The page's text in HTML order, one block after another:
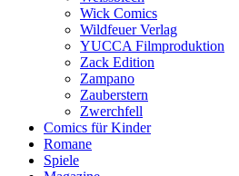
Wick Comics
Wildfeuer Verlag
YUCCA Filmproduktion
Zack Edition
Zampano
Zauberstern
Zwerchfell
Comics für Kinder
Romane
Spiele